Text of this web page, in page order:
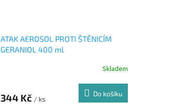
ATAK AEROSOL PROTI ŠTĚNICÍM
GERANIOL 400 ml
Skladem
344 Kč / ks
Do košíku